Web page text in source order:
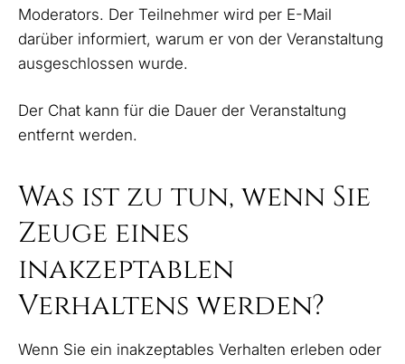
Moderators. Der Teilnehmer wird per E-Mail
darüber informiert, warum er von der Veranstaltung
ausgeschlossen wurde.
Der Chat kann für die Dauer der Veranstaltung
entfernt werden.
Was ist zu tun, wenn Sie
Zeuge eines
inakzeptablen
Verhaltens werden?
Wenn Sie ein inakzeptables Verhalten erleben oder